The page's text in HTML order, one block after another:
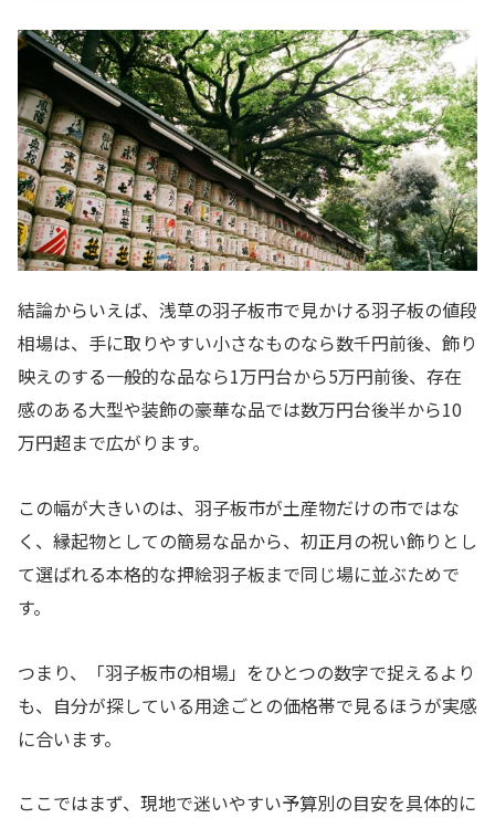
結論からいえば、浅草の羽子板市で見かける羽子板の値段
相場は、手に取りやすい小さなものなら数千円前後、飾り
映えのする一般的な品なら1万円台から5万円前後、存在
感のある大型や装飾の豪華な品では数万円台後半から10
万円超まで広がります。
この幅が大きいのは、羽子板市が土産物だけの市ではな
く、縁起物としての簡易な品から、初正月の祝い飾りとし
て選ばれる本格的な押絵羽子板まで同じ場に並ぶためで
す。
つまり、「羽子板市の相場」をひとつの数字で捉えるより
も、自分が探している用途ごとの価格帯で見るほうが実感
に合います。
ここではまず、現地で迷いやすい予算別の目安を具体的に